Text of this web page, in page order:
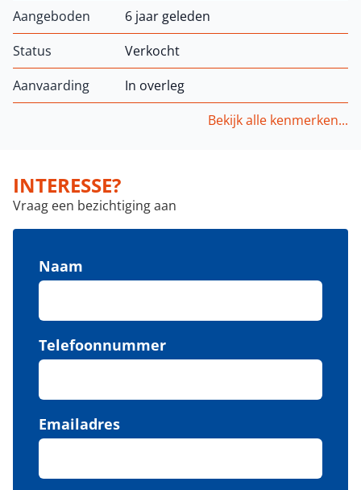
Aangeboden
6 jaar geleden
Status
Verkocht
Aanvaarding
In overleg
Bekijk alle kenmerken...
INTERESSE?
Vraag een bezichtiging aan
Naam
Telefoonnummer
Emailadres